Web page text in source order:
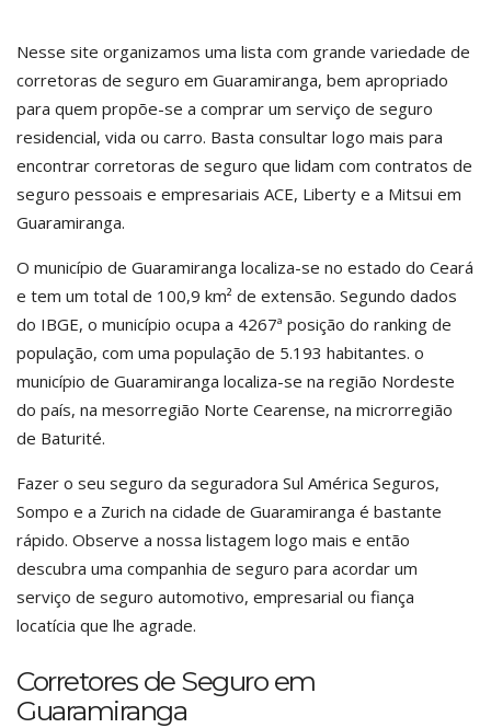
Nesse site organizamos uma lista com grande variedade de
corretoras de seguro em Guaramiranga, bem apropriado
para quem propõe-se a comprar um serviço de seguro
residencial, vida ou carro. Basta consultar logo mais para
encontrar corretoras de seguro que lidam com contratos de
seguro pessoais e empresariais ACE, Liberty e a Mitsui em
Guaramiranga.
O município de Guaramiranga localiza-se no estado do Ceará
e tem um total de 100,9 km² de extensão. Segundo dados
do IBGE, o município ocupa a 4267ª posição do ranking de
população, com uma população de 5.193 habitantes. o
município de Guaramiranga localiza-se na região Nordeste
do país, na mesorregião Norte Cearense, na microrregião
de Baturité.
Fazer o seu seguro da seguradora Sul América Seguros,
Sompo e a Zurich na cidade de Guaramiranga é bastante
rápido. Observe a nossa listagem logo mais e então
descubra uma companhia de seguro para acordar um
serviço de seguro automotivo, empresarial ou fiança
locatícia que lhe agrade.
Corretores de Seguro em
Guaramiranga